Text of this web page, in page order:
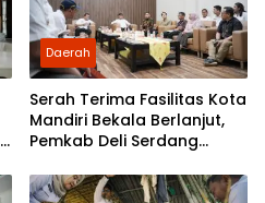
Daerah
Serah Terima Fasilitas Kota
Mandiri Bekala Berlanjut,
Pemkab Deli Serdang